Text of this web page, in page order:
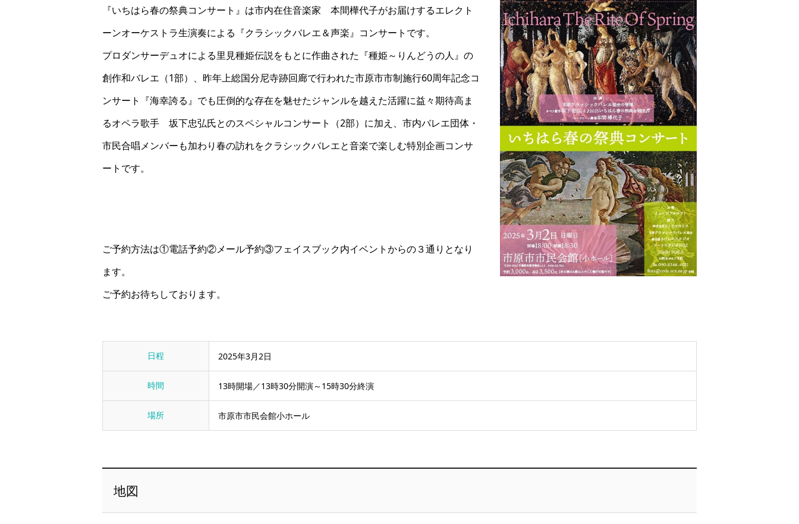
『いちはら春の祭典コンサート』は市内在住音楽家 本間樺代子がお届けするエレクト
ーンオーケストラ生演奏による『クラシックバレエ＆声楽』コンサートです。
プロダンサーデュオによる里見種姫伝説をもとに作曲された『種姫～りんどうの人』の
創作和バレエ（1部）、昨年上総国分尼寺跡回廊で行われた市原市市制施行60周年記念コ
ンサート『海幸誇る』でも圧倒的な存在を魅せたジャンルを越えた活躍に益々期待高ま
るオペラ歌手 坂下忠弘氏とのスペシャルコンサート（2部）に加え、市内バレエ団体・
市民合唱メンバーも加わり春の訪れをクラシックバレエと音楽で楽しむ特別企画コンサ
ートです。
ご予約方法は①電話予約②メール予約③フェイスブック内イベントからの３通りとなり
ます。
ご予約お待ちしております。
日程 2025年3月2日
時間 13時開場／13時30分開演～15時30分終演
場所 市原市市民会館小ホール
地図